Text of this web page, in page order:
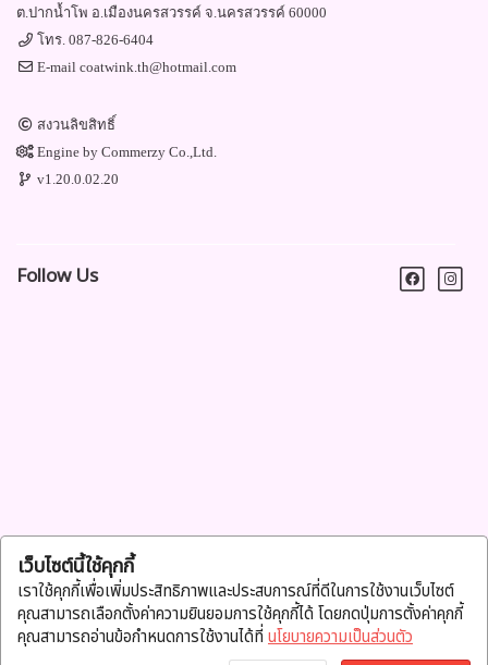
เว็บไซต์นี้ใช้คุกกี้
เราใช้คุกกี้เพื่อเพิ่มประสิทธิภาพและประสบการณ์ที่ดีในการใช้งานเว็บไซต์
คุณสามารถเลือกตั้งค่าความยินยอมการใช้คุกกี้ได้ โดยกดปุ่มการตั้งค่าคุกกี้
คุณสามารถอ่านข้อกำหนดการใช้งานได้ที่ นโยบายความเป็นส่วนตัว
ต.ปากน้ำโพ อ.เมืองนครสวรรค์ จ.นครสวรรค์ 60000
โทร.087-826-6404
E-mailcoatwink.th@hotmail.com
สงวนลิขสิทธิ์
Engine byCommerzy Co.,Ltd.
v1.20.0.02.20
Follow Us